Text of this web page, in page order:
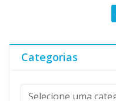
Categorias